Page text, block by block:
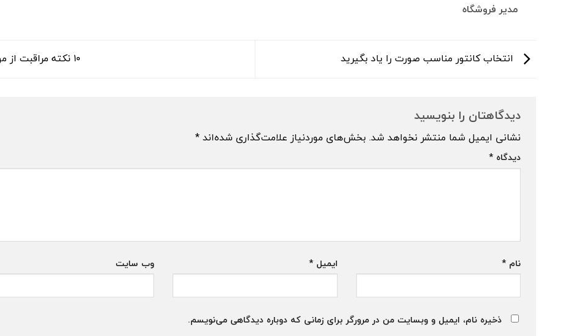
مدیر فروشگاه
انتخاب کانتور مناسب صورت را یاد بگیرید ۱۰ نکته مراقبت از مو
دیدگاهتان را بنویسید
نشانی ایمیل شما منتشر نخواهد شد. بخش‌های موردنیاز علامت‌گذاری شده‌اند*
دیدگاه *
نام * ایمیل* وب‌ سایت
ذخیره نام، ایمیل و وبسایت من در مرورگر برای زمانی که دوباره دیدگاهی می‌نویسم.